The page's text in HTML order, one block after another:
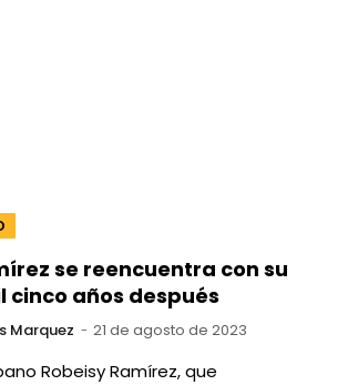
se reencuentra con su
cinco años después
Marquez 21 de agosto de 2023
Robeisy Ramírez, que